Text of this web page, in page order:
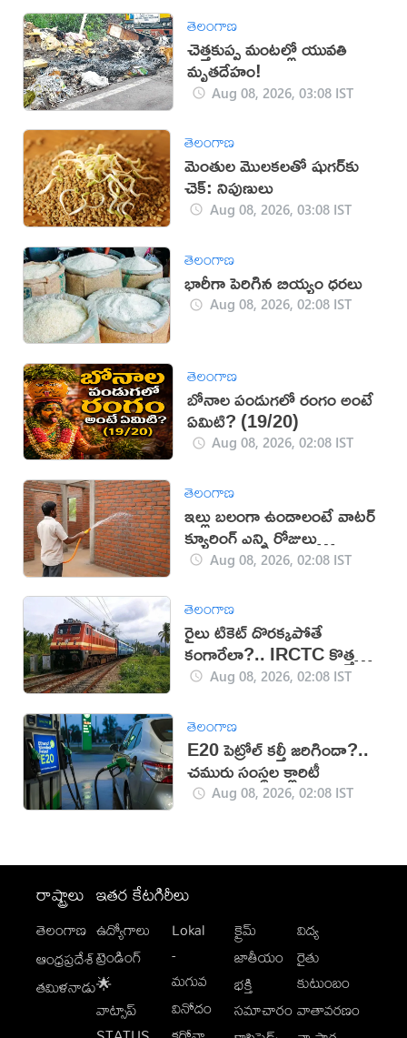
తెలంగాణ
చెత్తకుప్ప మంటల్లో యువతి
మృతదేహం!
Aug 08, 2026, 03:08 IST
తెలంగాణ
మెంతుల మొలకలతో షుగర్‌కు
చెక్: నిపుణులు
Aug 08, 2026, 03:08 IST
తెలంగాణ
భారీగా పెరిగిన బియ్యం ధరలు
Aug 08, 2026, 02:08 IST
తెలంగాణ
బోనాల పండుగలో రంగం అంటే
ఏమిటి? (19/20)
Aug 08, 2026, 02:08 IST
తెలంగాణ
ఇల్లు బలంగా ఉండాలంటే వాటర్
క్యూరింగ్ ఎన్ని రోజులు
చేయాలి?
Aug 08, 2026, 02:08 IST
తెలంగాణ
రైలు టికెట్ దొరక్కపోతే
కంగారేలా?.. IRCTC కొత్త
సదుపాయంతో టెన్షన్‌కు చెక్
Aug 08, 2026, 02:08 IST
తెలంగాణ
E20 పెట్రోల్ కల్తీ జరిగిందా?..
చమురు సంస్థల క్లారిటీ
Aug 08, 2026, 02:08 IST
రాష్ట్రాలు
తెలంగాణ
ఆంధ్రప్రదేశ్
తమిళనాడు
ఇతర కేటగిరీలు
ఉద్యోగాలు
ట్రెండింగ్
🌟
వాట్సాప్
Lokal
-
మగువ
వినోదం
క్రైమ్
జాతీయం
భక్తి
సమాచారం
విద్య
రైతు
కుటుంబం
వాతావరణం